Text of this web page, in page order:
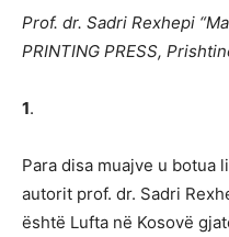
Prof. dr. Sadri Rexhepi
PRINTING PRESS,
1.
Para disa muajve u botua
autorit prof. dr. Sadri
është Lufta në Kosovë